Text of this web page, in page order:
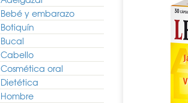
Bebé y embarazo
Botiquín
Bucal
Cabello
Cosmética oral
Dietética
Hombre